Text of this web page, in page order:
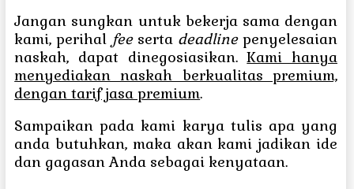
Jangan sungkan untuk bekerja sama dengan
kami, perihal feeserta deadlinepenyelesaian
naskah, dapat dinegosiasikan.Kami hanya
menyediakan naskah berkualitas premium,
dengan tarif jasa premium.
Sampaikan pada kami karya tulis apa yang
anda butuhkan, maka akan kami jadikan ide
dan gagasan Anda sebagai kenyataan.